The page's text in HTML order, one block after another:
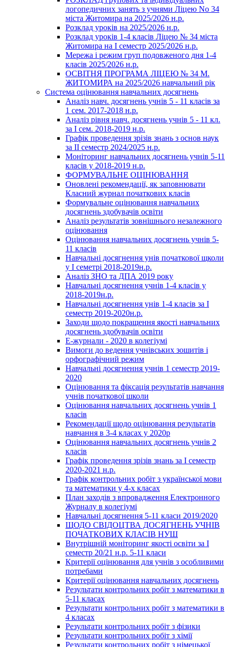
логопедичних занять з учнями Ліцею No 34
міста Житомира на 2025/2026 н.р.
Розклад уроків на 2025/2026 н.р.
Розклад уроків 1-4 класів Ліцею № 34 міста
Житомира на І семестр 2025/2026 н.р.
Мережа і режим груп подовженого дня 1-4
класів 2025/2026 н.р.
ОСВІТНЯ ПРОГРАМА ЛІЦЕЮ № 34 М.
ЖИТОМИРА на 2025/2026 навчальний рік
Система оцінювання навчальних досягнень
Аналіз навч. досягнень учнів 5 - 11 класів за
1 сем. 2017-2018 н.р.
Аналіз рівня навч. досягнень учнів 5 - 11 кл.
за І сем. 2018-2019 н.р.
Графік проведення зрізів знань з основ наук
за ІІ семестр 2024/2025 н.р.
Моніторинг навчальних досягнень учнів 5-11
класів у 2018-2019 н.р.
ФОРМУВАЛЬНЕ ОЦІНЮВАННЯ
Оновлені рекомендації, як заповнювати
Класний журнал початкових класів
Формувальне оцінювання навчальних
досягнень здобувачів освіти
Аналіз результатів зовнішнього незалежного
оцінювання
Оцінювання навчальних досягнень учнів 5-
11 класів
Навчальні досягнення унів початкової щколи
у І семетрі 2018-2019н.р.
Аналіз ЗНО та ДПА 2019 року
Навчальні досягнення учнів 1-4 класів у
2018-2019н.р.
Навчальні досягнення унів 1-4 класів за І
семестр 2019-2020н.р.
Заходи щодо покращення якості навчальних
досягнень здобувачів освіти
Е-журнали - 2020 в колегіумі
Вимоги до ведення учнівських зошитів і
орфографічний режим
Навчальні досягнення учнів 1 семестр 2019-
2020
Оцінювання та фіксація результатів навчання
учнів початкової школи
Оцінювання навчальних досягнень учнів 1
класів
Рекомендації щодо оцінювання результатів
навчання в 3-4 класах у 2020р
Оцінювання навчальних досягнень учнів 2
класів
Графік проведення зрізів знань за І семестр
2020-2021 н.р.
Графік контрольних робіт з української мови
та математики у 4-х класах
План заходів з впровадження Електронного
Журналу в колегіумі
Навчальні досягнення 5-11 класи 2019/2020
ЩОДО СВІДОЦТВА ДОСЯГНЕНЬ УЧНІВ
ПОЧАТКОВИХ КЛАСІВ НУШ
Внутрішній моніторинг якості освіти за І
семестр 20/21 н.р. 5-11 класи
Критерії оцінювання для учнів з особливими
потребами
Критерії оцінювання навчальних досягнень
Результати контрольних робіт з математики в
5-11 класах
Результати контрольних робіт з математики в
4 класах
Результати контрольних робіт з фізики
Результати контрольних робіт з хімії
Результати контрольних робіт з німецької